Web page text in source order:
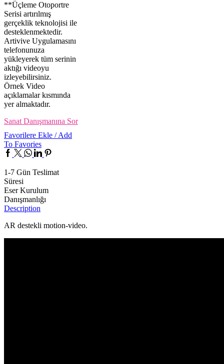
**Üçleme Otoportre
Serisi artırılmış
gerçeklik teknolojisi ile
desteklenmektedir.
Artivive Uygulamasını
telefonunuza
yükleyerek tüm serinin
aktığı videoyu
izleyebilirsiniz.
Örnek Video
açıklamalar kısmında
yer almaktadır.
Sanat Danışmanına Sor
Favorilere Ekle / Add
To Favories
Facebook
Twitter
Whatsapp
Linkedin
Pinterest
1-7 Gün Teslimat
Süresi
Eser Kurulum
Danışmanlığı
Description
AR destekli motion-video.